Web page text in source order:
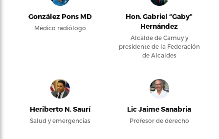
González Pons MD
Médico radiólogo
Hon. Gabriel “Gaby”
Hernández
Alcalde de Camuy y
presidente de la Federación
de Alcaldes
Heriberto N. Saurí
Salud y emergencias
Lic Jaime Sanabria
Profesor de derecho